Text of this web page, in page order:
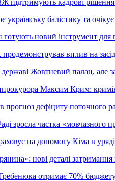
балістику та
новий інструмент для
вплив на
Жовтневий палац, але
Максим Крим:
дефіциту поточного
зросла частка «мовчазного
на допомогу Кіма в
нові деталі затримання
отримає 70%